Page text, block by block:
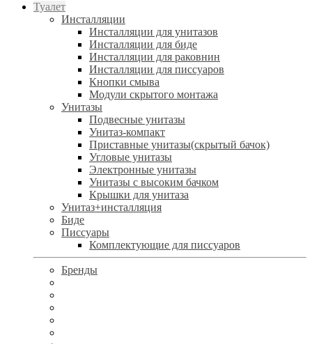
Туалет
Инсталляции
Инсталляции для унитазов
Инсталляции для биде
Инсталляции для раковнин
Инсталляции для писсуаров
Кнопки смыва
Модули скрытого монтажа
Унитазы
Подвесные унитазы
Унитаз-компакт
Приставные унитазы(скрытый бачок)
Угловые унитазы
Электронные унитазы
Унитазы с высоким бачком
Крышки для унитаза
Унитаз+инсталляция
Биде
Писсуары
Комплектующие для писсуаров
Бренды